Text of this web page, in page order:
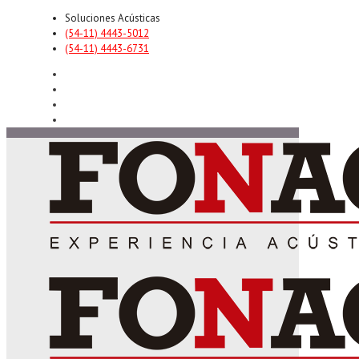
Soluciones Acústicas
(54-11) 4443-5012
(54-11) 4443-6731